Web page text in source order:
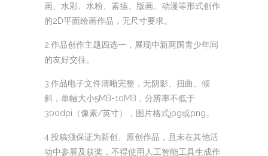
画、水彩、水粉、素描、版画、动漫等形式创作
的2D平面绘画作品，无尺寸要求。
2.作品创作主题四选一，展现中新两国青少年间
的友好交往。
3.作品电子文件清晰完整，无阴影、扭曲、倾
斜，单幅大小5MB-10MB，分辨率不低于
300dpi（像素/英寸），图片格式jpg或png。
4.投稿须保证为新创、原创作品，且未在其他活
动中参展及获奖，不得使用人工智能工具生成作